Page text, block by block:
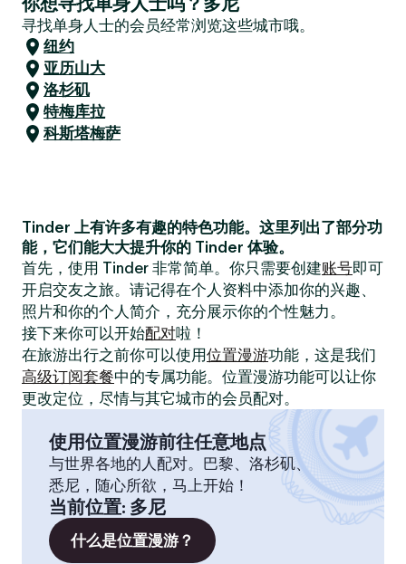
寻找单身人士的会员经常浏览这些城市哦。
纽约
亚历山大
洛杉矶
特梅库拉
科斯塔梅萨
Tinder 上有许多有趣的特色功能。这里列出了部分功
能，它们能大大提升你的 Tinder 体验。
首先，使用 Tinder 非常简单。你只需要创建账号即可
开启交友之旅。请记得在个人资料中添加你的兴趣、
照片和你的个人简介，充分展示你的个性魅力。
接下来你可以开始配对啦！
在旅游出行之前你可以使用位置漫游功能，这是我们
高级订阅套餐中的专属功能。位置漫游功能可以让你
更改定位，尽情与其它城市的会员配对。
使用位置漫游前往任意地点
与世界各地的人配对。巴黎、洛杉矶、
悉尼，随心所欲，马上开始！
当前位置: 多尼
什么是位置漫游？